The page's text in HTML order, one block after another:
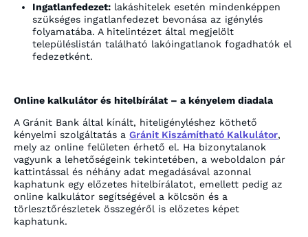
Ingatlanfedezet: lakáshitelek esetén mindenképpen
szükséges ingatlanfedezet bevonása az igénylés
folyamatába. A hitelintézet által megjelölt
településlistán található lakóingatlanok fogadhatók el
fedezetként.
Online kalkulátor és hitelbírálat – a kényelem diadala
A Gránit Bank által kínált, hiteligényléshez köthető
kényelmi szolgáltatás a Gránit Kiszámítható Kalkulátor,
mely az online felületen érhető el. Ha bizonytalanok
vagyunk a lehetőségeink tekintetében, a weboldalon pár
kattintással és néhány adat megadásával azonnal
kaphatunk egy előzetes hitelbírálatot, emellett pedig az
online kalkulátor segítségével a kölcsön és a
törlesztőrészletek összegéről is előzetes képet
kaphatunk.